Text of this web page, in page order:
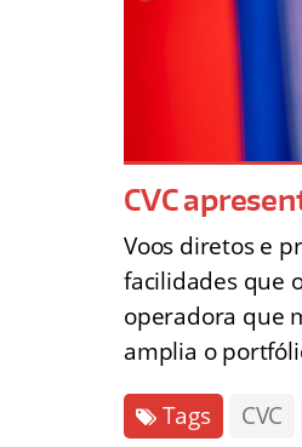
CVC
Voos diretos e
facilidades que
operadora que
amplia o
Tags CVC